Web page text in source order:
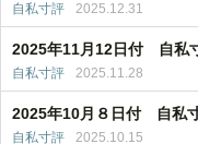
自私寸評 2025.12.31
2025年11月12日付 自私
自私寸評 2025.11.28
2025年10月８日付 自私
自私寸評 2025.10.15